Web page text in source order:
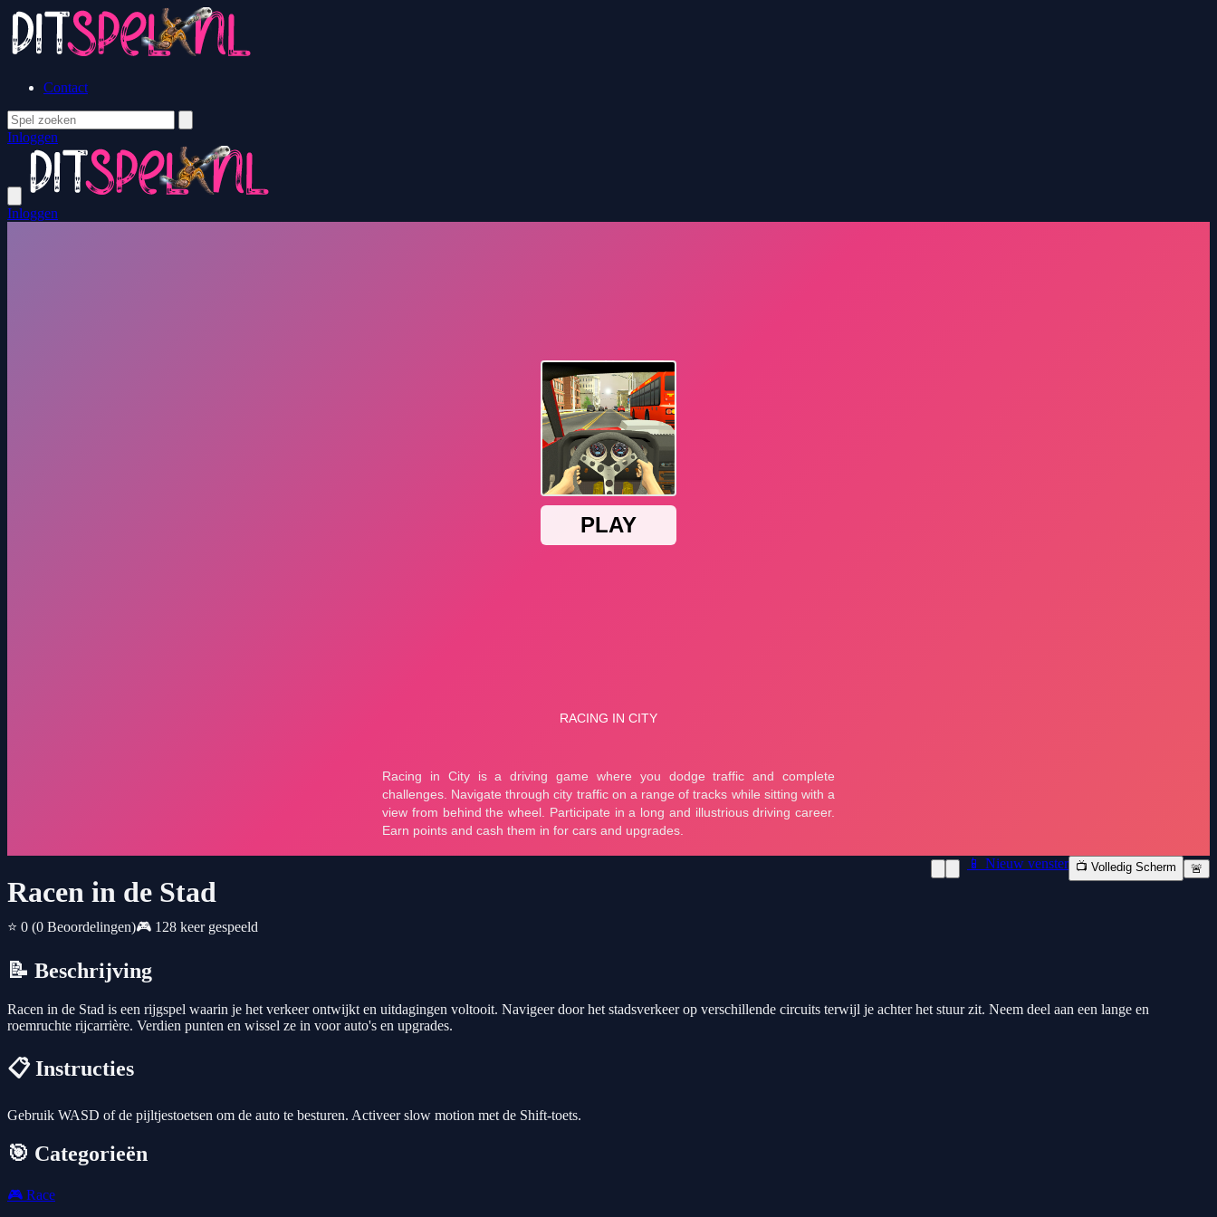
Contact
Inloggen
Inloggen
Racen in de Stad
⭐ 0 (0 Beoordelingen)🎮 128 keer gespeeld
📱 Nieuw venster 📺 Volledig Scherm 🚨
📝 Beschrijving
Racen in de Stad is een rijgspel waarin je het verkeer ontwijkt en uitdagingen voltooit. Navigeer door het stadsverkeer op verschillende circuits terwijl je achter het stuur zit. Neem deel aan een lange en
roemruchte rijcarrière. Verdien punten en wissel ze in voor auto's en upgrades.
📋 Instructies
Gebruik WASD of de pijltjestoetsen om de auto te besturen. Activeer slow motion met de Shift-toets.
🎯 Categorieën
🎮 Race